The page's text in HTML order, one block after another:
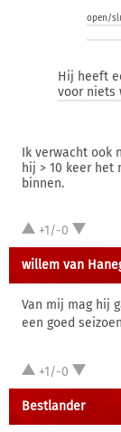
open/
Hij heeft
voor niets
Ik verwacht ook
hij > 10 keer het
binnen.
+1/-0
willem van
Van mij mag hij
een goed
+1/-0
Bestlander